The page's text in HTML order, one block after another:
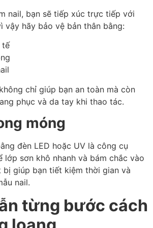
nail, bạn sẽ tiếp xúc trực tiếp với
vậy hãy bảo vệ bản thân bằng:
tế
chỉ giúp bạn an toàn mà còn
phục và da tay khi thao tác.
móng
đèn LED hoặc UV là công cụ
lớp sơn khô nhanh và bám chắc vào
bị giúp bạn tiết kiệm thời gian và
nail.
từng bước cách